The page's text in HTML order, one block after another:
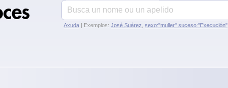
Axuda | Exemplos: José Suárez sexo:"muller" suceso:"Execución"